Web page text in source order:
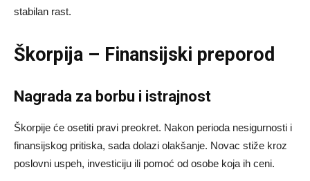
stabilan rast.
Škorpija – Finansijski preporod
Nagrada za borbu i istrajnost
Škorpije će osetiti pravi preokret. Nakon perioda nesigurnosti i
finansijskog pritiska, sada dolazi olakšanje. Novac stiže kroz
poslovni uspeh, investiciju ili pomoć od osobe koja ih ceni.